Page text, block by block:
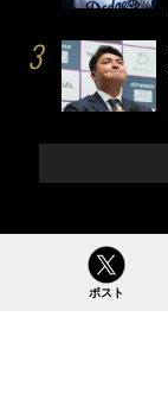
ポスト